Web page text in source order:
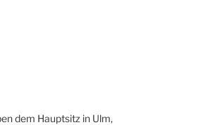
dem Hauptsitz in Ulm,